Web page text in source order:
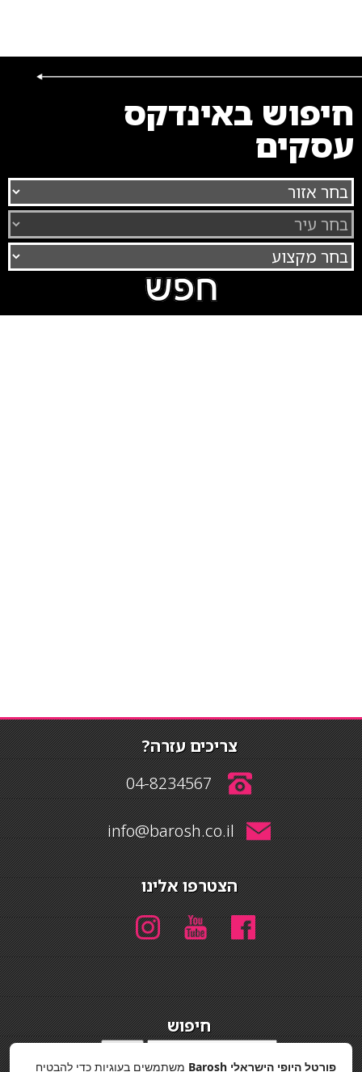
חיפוש באינדקס
עסקים
צריכים עזרה?
04-8234567
info@barosh.co.il
הצטרפו אלינו
חיפוש
פורטל היופי הישראלי Barosh משתמשים בעוגיות כדי להבטיח